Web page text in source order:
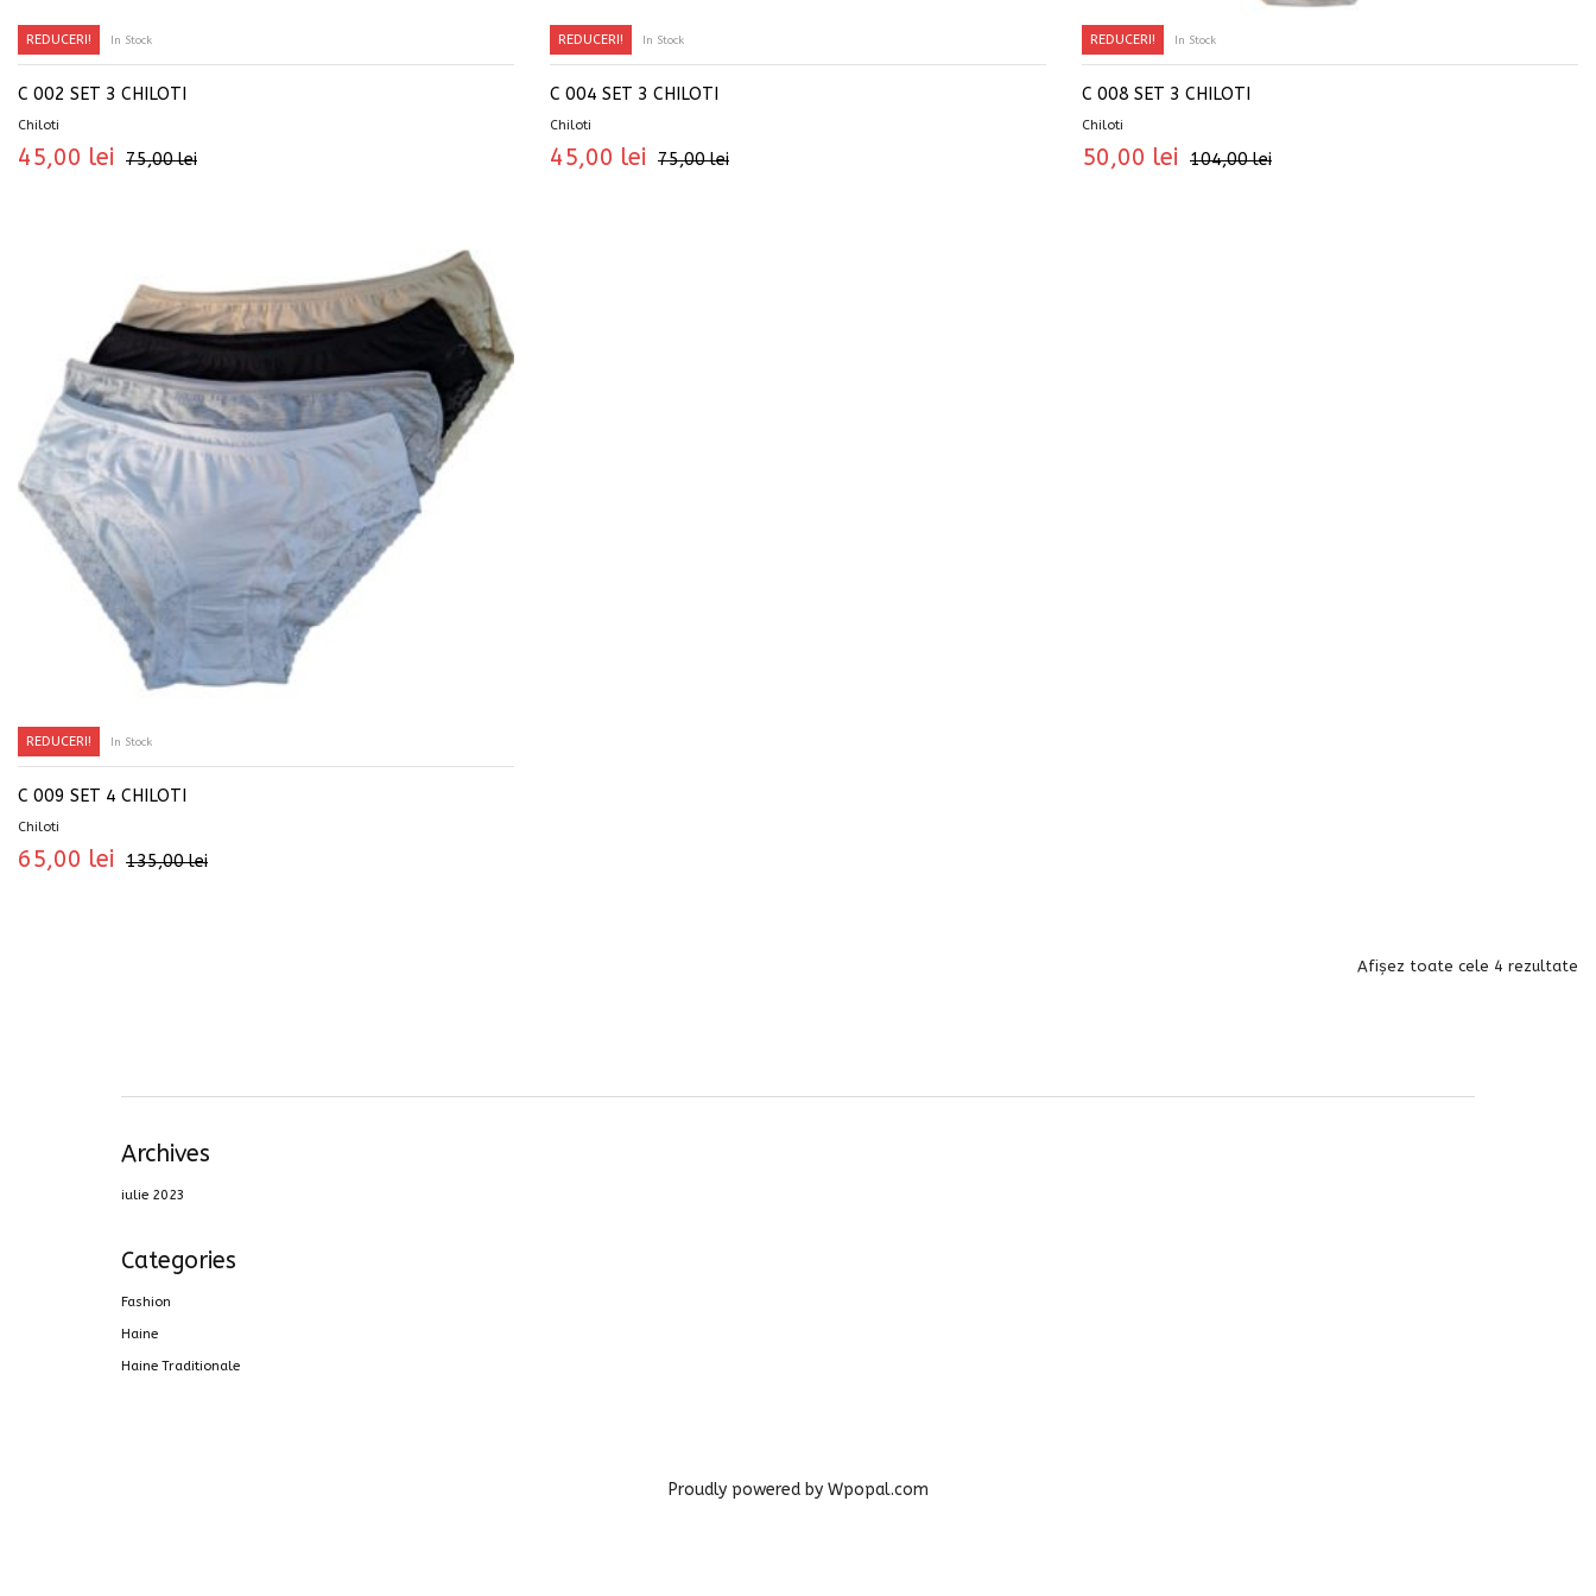
REDUCERI! In Stock
C 002 SET 3 CHILOTI
Chiloti
75,00lei
45,00 lei
REDUCERI! In Stock
C 004 SET 3 CHILOTI
Chiloti
75,00lei
45,00 lei
REDUCERI! In Stock
C 008 SET 3 CHILOTI
Chiloti
104,00lei
50,00 lei
REDUCERI! In Stock
C 009 SET 4 CHILOTI
Chiloti
135,00lei
65,00 lei
Afișez toate cele 4 rezultate
Archives
iulie 2023
Categories
Fashion
Haine
Haine Traditionale
Proudly powered by Wpopal.com